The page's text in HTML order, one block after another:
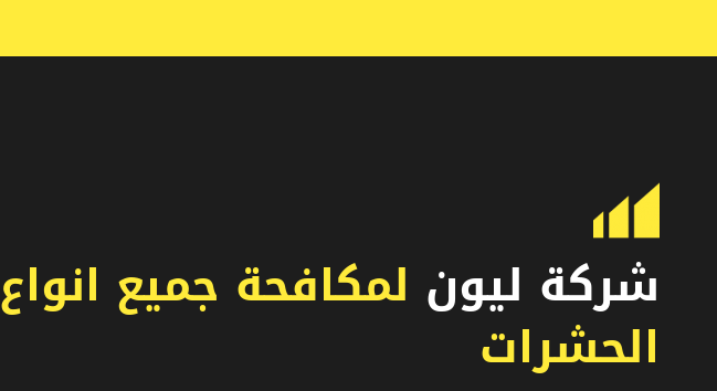
شركة ليون لمكافحة جميع انواع
الحشرات